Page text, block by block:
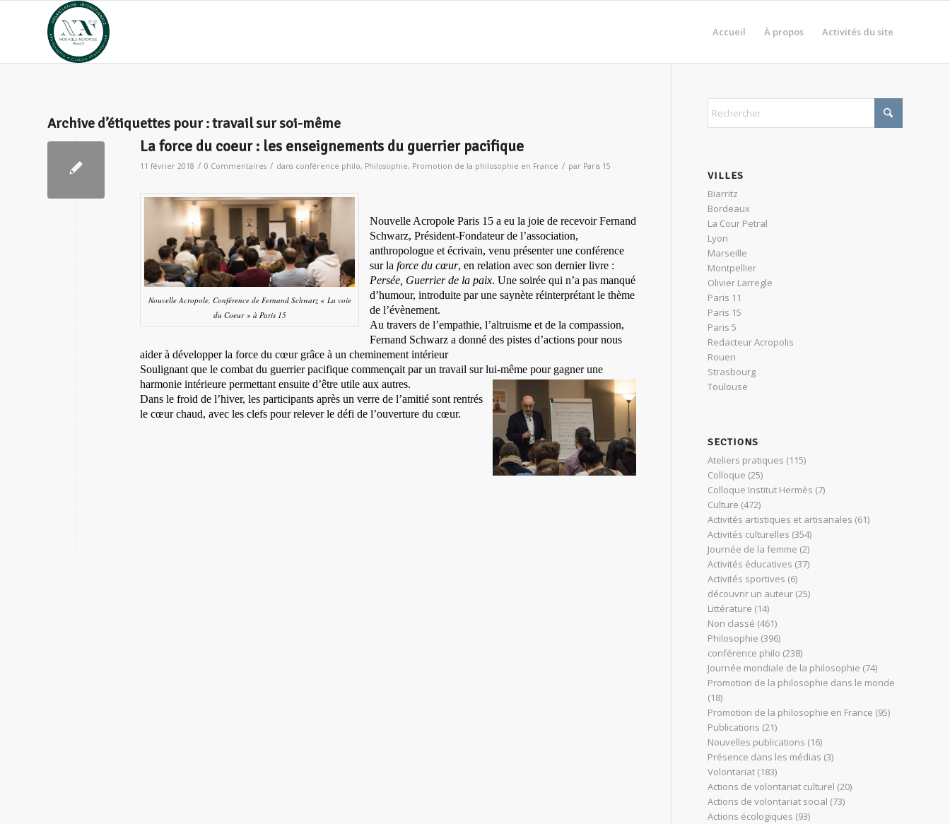
Accueil À propos Activités du site
Archive d’étiquettes pour :travail sur soi-même
La force du coeur : les enseignements du guerrier pacifique
11 février 2018 / 0 Commentaires / dans conférence philo, Philosophie, Promotion de la philosophie en France / par Paris 15
Nouvelle Acropole, Conférence de Fernand Schwarz « La voie
du Coeur » à Paris 15
Nouvelle Acropole Paris 15 a eu la joie de recevoir Fernand
Schwarz, Président-Fondateur de l’association,
anthropologue et écrivain, venu présenter une conférence
sur la force du cœur, en relation avec son dernier livre :
Persée, Guerrier de la paix. Une soirée qui n’a pas manqué
d’humour, introduite par une saynète réinterprétant le thème
de l’évènement.
Au travers de l’empathie, l’altruisme et de la compassion,
Fernand Schwarz a donné des pistes d’actions pour nous
aider à développer la force du cœur grâce à un cheminement intérieur
Soulignant que le combat du guerrier pacifique commençait par un travail sur lui-même pour gagner une
harmonie intérieure permettant ensuite d’être utile aux autres.
Dans le froid de l’hiver, les participants après un verre de l’amitié sont rentrés
le cœur chaud, avec les clefs pour relever le défi de l’ouverture du cœur.
VILLES
Biarritz
Bordeaux
La Cour Petral
Lyon
Marseille
Montpellier
Olivier Larregle
Paris 11
Paris 15
Paris 5
Redacteur Acropolis
Rouen
Strasbourg
Toulouse
SECTIONS
Ateliers pratiques (115)
Colloque (25)
Colloque Institut Hermès (7)
Culture (472)
Activités artistiques et artisanales (61)
Activités culturelles (354)
Journée de la femme (2)
Activités éducatives (37)
Activités sportives (6)
découvrir un auteur (25)
Littérature (14)
Non classé (461)
Philosophie (396)
conférence philo (238)
Journée mondiale de la philosophie (74)
Promotion de la philosophie dans le monde
(18)
Promotion de la philosophie en France (95)
Publications (21)
Nouvelles publications (16)
Présence dans les médias (3)
Volontariat (183)
Actions de volontariat culturel (20)
Actions de volontariat social (73)
Actions écologiques (93)